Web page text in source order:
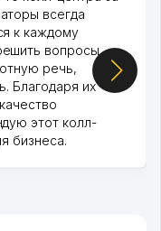
всегда
к каждому
вопросы.
речь,
Благодаря их
этот колл-
бизнеса.